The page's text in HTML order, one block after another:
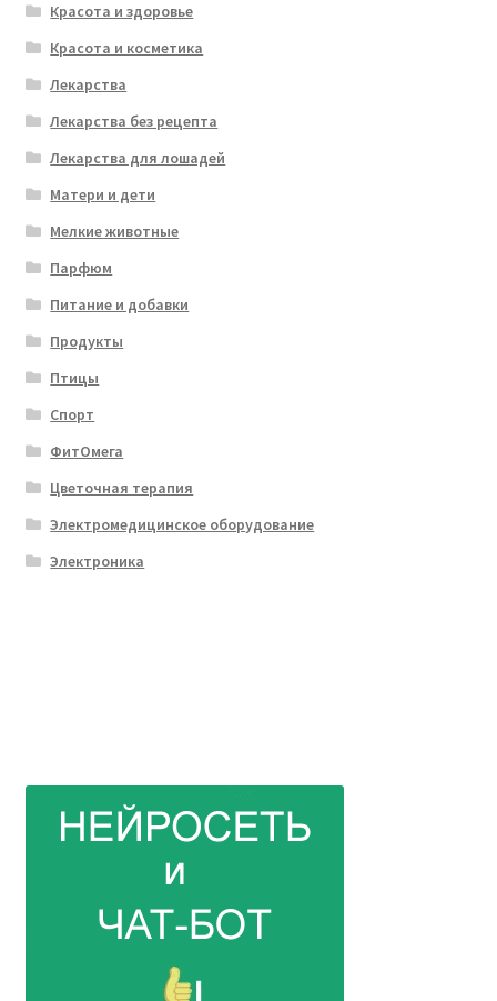
Красота и здоровье
Красота и косметика
Лекарства
Лекарства без рецепта
Лекарства для лошадей
Матери и дети
Мелкие животные
Парфюм
Питание и добавки
Продукты
Птицы
Спорт
ФитОмега
Цветочная терапия
Электромедицинское оборудование
Электроника